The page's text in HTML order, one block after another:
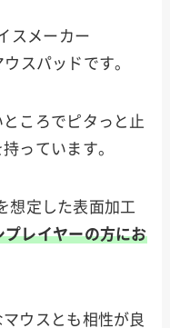
スメーカー
スパッドです。
ころでピタっと止
っています。
想定した表面加工
プレイヤーの方にお
ウスとも相性が良